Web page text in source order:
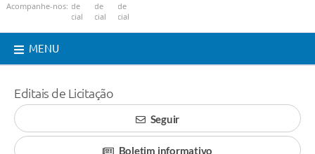
Acompanhe-nos:
MENU
Editais de Licitação
Seguir
Boletim informativo